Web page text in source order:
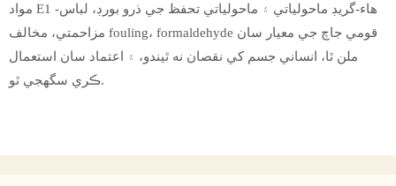
مواد E1 هاء-گريڊ ماحولياتي ۽ ماحولياتي تحفظ جي ذرو بورڊ، لباس-
مزاحمتي، مخالف fouling، formaldehyde قومي جاچ جي معيار سان
ملن ٿا، انساني جسم کي نقصان نه ٿيندو، ۽ اعتماد سان استعمال
ڪري سگهجي ٿو.